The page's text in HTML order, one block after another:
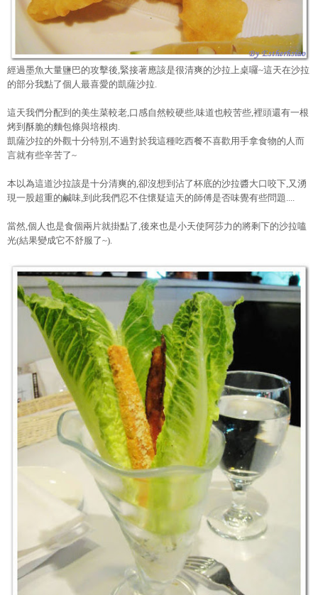
經過墨魚大量鹽巴的攻擊後,緊接著應該是很清爽的沙拉上桌囉~這天在沙拉
的部分我點了個人最喜愛的凱薩沙拉.
這天我們分配到的美生菜較老,口感自然較硬些,味道也較苦些,裡頭還有一根
烤到酥脆的麵包條與培根肉.
凱薩沙拉的外觀十分特別,不過對於我這種吃西餐不喜歡用手拿食物的人而
言就有些辛苦了~
本以為這道沙拉該是十分清爽的,卻沒想到沾了杯底的沙拉醬大口咬下,又湧
現一股超重的鹹味,到此我們忍不住懷疑這天的師傅是否味覺有些問題....
當然,個人也是食個兩片就掛點了,後來也是小天使阿莎力的將剩下的沙拉嗑
光(結果變成它不舒服了~).